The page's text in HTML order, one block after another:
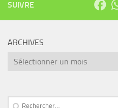
SUIVRE
ARCHIVES
Archives
Rechercher :